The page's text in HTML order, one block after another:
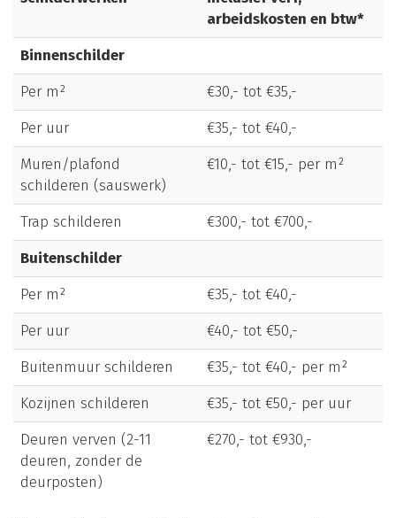
arbeidskosten en btw*
Binnenschilder
Per m²
€30,- tot €35,-
Per uur
€35,- tot €40,-
Muren/plafond
schilderen (sauswerk)
€10,- tot €15,- per m²
Trap schilderen
€300,- tot €700,-
Buitenschilder
Per m²
€35,- tot €40,-
Per uur
€40,- tot €50,-
Buitenmuur schilderen
€35,- tot €40,- per m²
Kozijnen schilderen
€35,- tot €50,- per uur
Deuren verven (2-11
deuren, zonder de
deurposten)
€270,- tot €930,-